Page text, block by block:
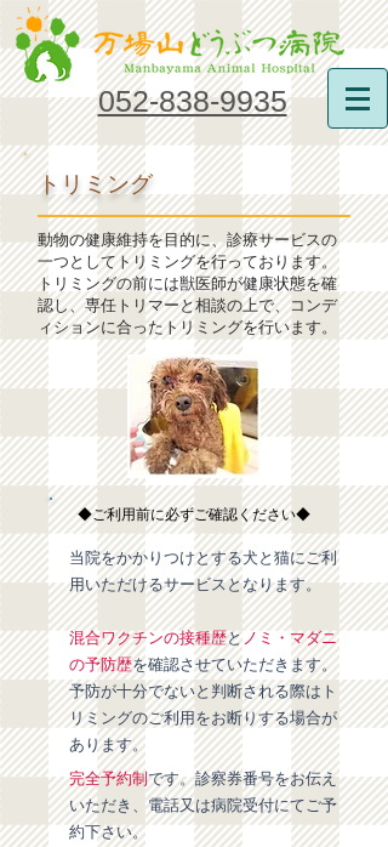
052-838-9935
トリミング
動物の健康維持を目的に、診療サービスの
一つとしてトリミングを行っております。
トリミングの前には獣医師が健康状態を確
認し、専任トリマーと相談の上で、コンデ
ィションに合ったトリミングを行います。
​◆ご利用前に必ずご確認ください◆
当院をかかりつけとする犬と猫にご利
用いただけるサービスとなります。
混合ワクチンの接種歴とノミ・マダニ
の予防歴を確認させていただきます。
​予防が十分でないと判断される際はト
リミングのご利用をお断りする場合が
あります。
完全予約制です。診察券番号をお伝え
いただき、電話又は病院受付にてご予
約下さい。